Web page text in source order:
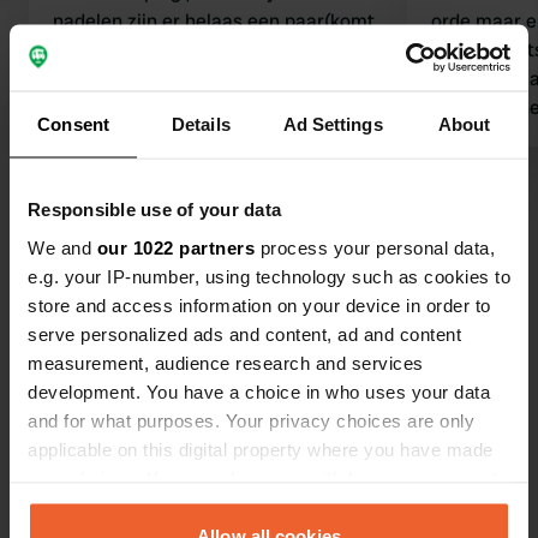
Consent Details Ad Settings About
Responsible use of your data
We and our 1022 partners process your personal data,
e.g. your IP-number, using technology such as cookies to
store and access information on your device in order to
serve personalized ads and content, ad and content
measurement, audience research and services
development. You have a choice in who uses your data
and for what purposes. Your privacy choices are only
applicable on this digital property where you have made
any time from the Cookie Declaration or by clicking on
nadelen zijn er helaas een paar(komt
natuurliefhebbers) : 1. je kunt niet met
je hond vanaf de camping de natuur is
de snelweg E4) 2. ligt pal aan de E4
voordelen zijn er ook: -vissen vanaf
de camping op de rivier is inbegrepen
en mooi en goed viswater - netjes en
schoon !
orde maar
ook ‘s
SEK 50 elk.
Ben jij hier geweest?
Contact
Locatie